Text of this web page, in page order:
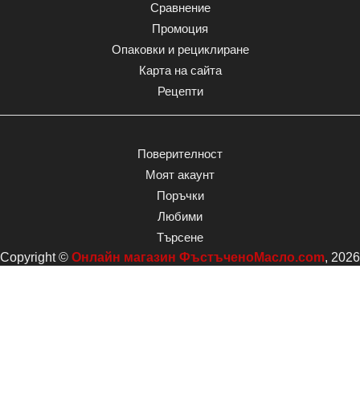
Сравнение
Промоция
Опаковки и рециклиране
Карта на сайта
Рецепти
Поверителност
Моят акаунт
Поръчки
Любими
Търсене
Copyright © Онлайн магазин ФъстъченоМасло.com, 2026